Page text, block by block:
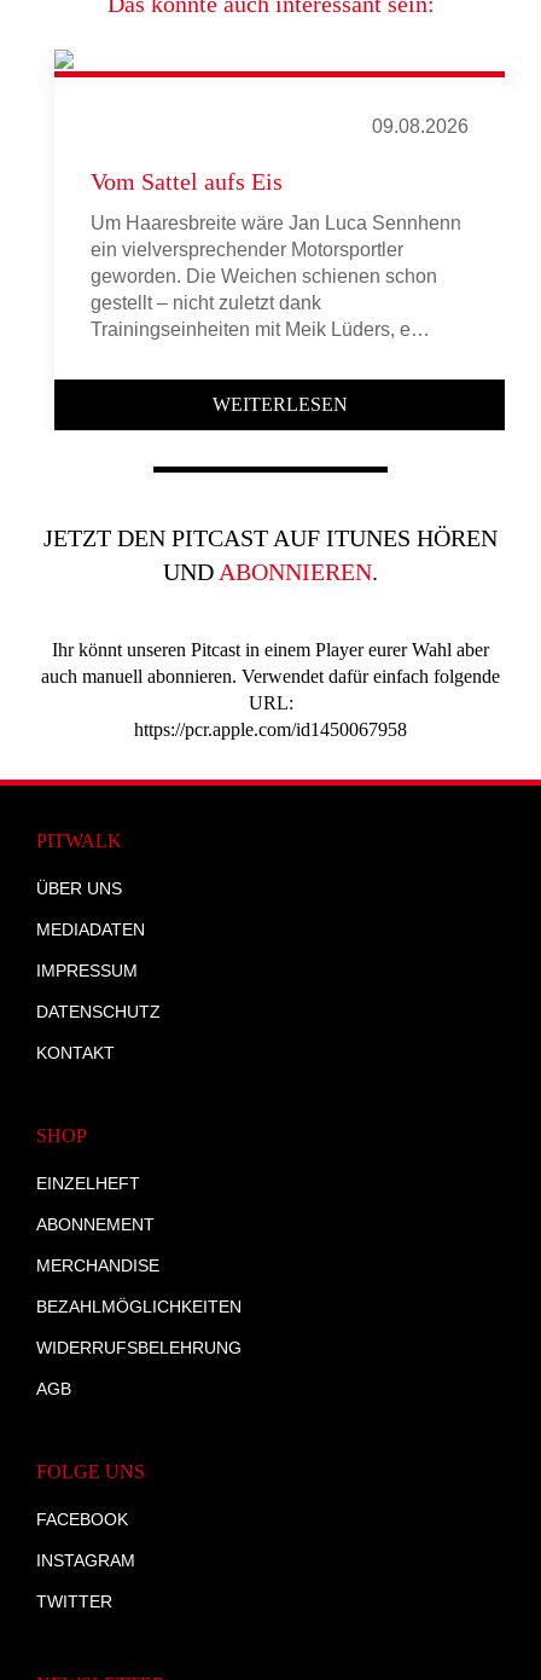
09.08.2026
Vom Sattel aufs Eis
Um Haaresbreite wäre Jan Luca Sennhenn
ein vielversprechender Motorsportler
geworden. Die Weichen schienen schon
gestellt – nicht zuletzt dank
Trainingseinheiten mit Meik Lüders, e…
WEITERLESEN
JETZT DEN PITCAST AUF ITUNES HÖREN
UND ABONNIEREN.
Ihr könnt unseren Pitcast in einem Player eurer Wahl aber
auch manuell abonnieren. Verwendet dafür einfach folgende
URL:
https://pcr.apple.com/id1450067958
PITWALK
ÜBER UNS
MEDIADATEN
IMPRESSUM
DATENSCHUTZ
KONTAKT
SHOP
EINZELHEFT
ABONNEMENT
MERCHANDISE
BEZAHLMÖGLICHKEITEN
WIDERRUFSBELEHRUNG
AGB
FOLGE UNS
FACEBOOK
INSTAGRAM
TWITTER